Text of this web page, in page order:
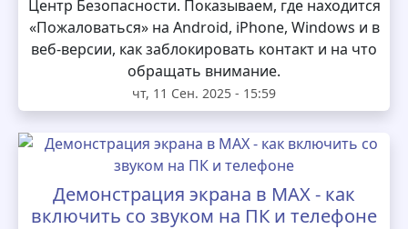
Центр Безопасности. Показываем, где находится
«Пожаловаться» на Android, iPhone, Windows и в
веб-версии, как заблокировать контакт и на что
обращать внимание.
чт, 11 Сен. 2025 - 15:59
Демонстрация экрана в MAX - как
включить со звуком на ПК и телефоне